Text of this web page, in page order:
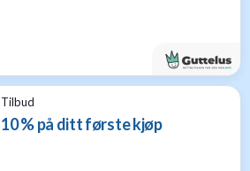
Tilbud
10 % på ditt første kjøp